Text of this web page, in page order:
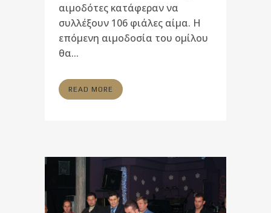
αιμοδότες κατάφεραν να
συλλέξουν 106 φιάλες αίμα. Η
επόμενη αιμοδοσία του ομίλου
θα...
READ MORE